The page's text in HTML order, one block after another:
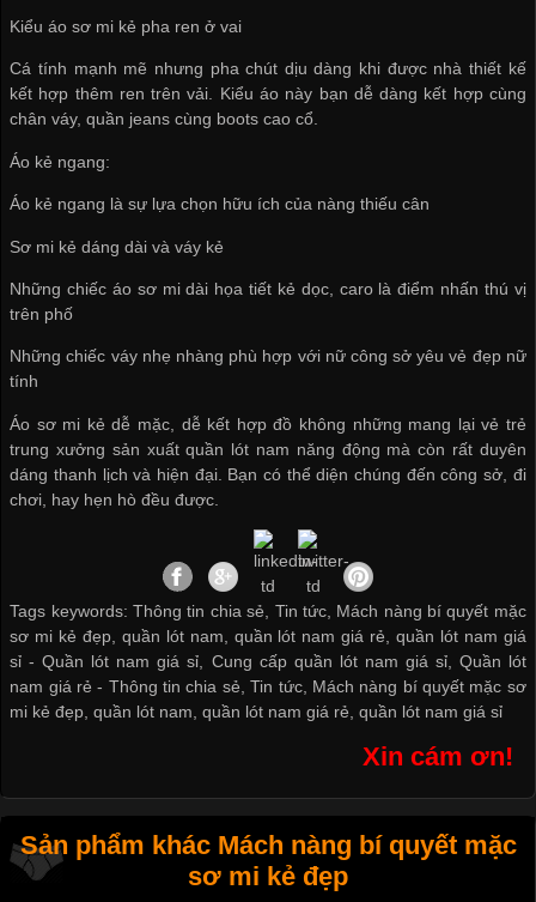
Kiểu áo sơ mi kẻ pha ren ở vai
Cá tính mạnh mẽ nhưng pha chút dịu dàng khi được nhà thiết kế
kết hợp thêm ren trên vải. Kiểu áo này bạn dễ dàng kết hợp cùng
chân váy, quần jeans cùng boots cao cổ.
Áo kẻ ngang:
Áo kẻ ngang là sự lựa chọn hữu ích của nàng thiếu cân
Sơ mi kẻ dáng dài và váy kẻ
Những chiếc áo sơ mi dài họa tiết kẻ dọc, caro là điểm nhấn thú vị
trên phố
Những chiếc váy nhẹ nhàng phù hợp với nữ công sở yêu vẻ đẹp nữ
tính
Áo sơ mi kẻ dễ mặc, dễ kết hợp đồ không những mang lại vẻ trẻ
trung xưởng sản xuất quần lót nam năng động mà còn rất duyên
dáng thanh lịch và hiện đại. Bạn có thể diện chúng đến công sở, đi
chơi, hay hẹn hò đều được.
Tags keywords: Thông tin chia sẻ, Tin tức, Mách nàng bí quyết mặc
sơ mi kẻ đẹp, quần lót nam, quần lót nam giá rẻ, quần lót nam giá
sỉ -Quần lót nam giá sỉ Cung cấp quần lót nam giá sỉ, Quần lót
nam giá rẻ - Thông tin chia sẻ ,Tin tức, Mách nàng bí quyết mặc sơ
mi kẻ đẹp ,quần lót nam ,quần lót nam giá rẻ ,quần lót nam giá sỉ
Xin cám ơn!
Sản phẩm khác Mách nàng bí quyết mặc
sơ mi kẻ đẹp